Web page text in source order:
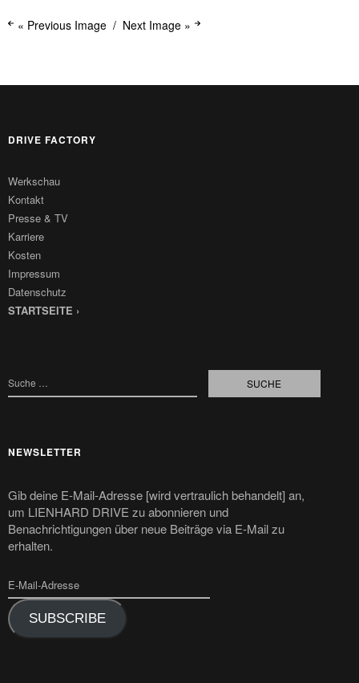
« Previous Image Next Image »
DRIVE FACTORY
Werkschau
Kontakt
Presse & TV
Karriere
Kosten
Impressum
Datenschutz
STARTSEITE ›
NEWSLETTER
Gib deine E-Mail-Adresse [wird vertraulich behandelt] an,
um LIENHARD DRIVE zu abonnieren und
Benachrichtigungen über neue Beiträge via E-Mail zu
erhalten.
SUBSCRIBE